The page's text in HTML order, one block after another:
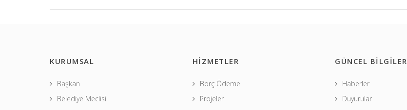
KURUMSAL
Başkan
Belediye Meclisi
HİZMETLER
Borç Ödeme
Projeler
GÜNCEL BİLGİLER
Haberler
Duyurular